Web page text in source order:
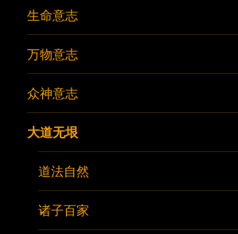
生命意志
万物意志
众神意志
大道无垠
道法自然
诸子百家